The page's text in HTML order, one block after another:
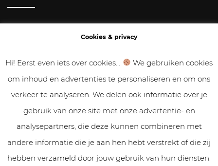
Gastbloggen
Samenwerken
Cookies & Privacy
Cookies & privacy
Hi! Eerst even iets over cookies...
We gebruiken cookies
om inhoud en advertenties te personaliseren en om ons
verkeer te analyseren. We delen ook informatie over je
gebruik van onze site met onze advertentie- en
analysepartners, die deze kunnen combineren met
andere informatie die je aan hen hebt verstrekt of die zij
hebben verzameld door jouw gebruik van hun diensten.